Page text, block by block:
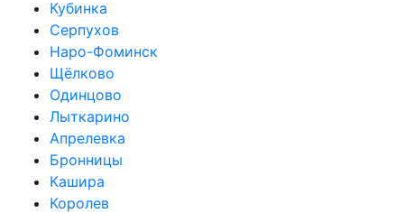
Кубинка
Серпухов
Наро-Фоминск
Щёлково
Одинцово
Лыткарино
Апрелевка
Бронницы
Кашира
Королев